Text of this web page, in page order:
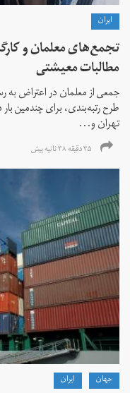
ايران
تجمع‌های معلمان و
مطالبات معیشتی
جمعی از معلمان در اعتراض به
طرح رتبه‌بندی، برای چندمین
تهران و...
۳۵ دقیقه ۳۸ ثانیه پیش
جهان ايران